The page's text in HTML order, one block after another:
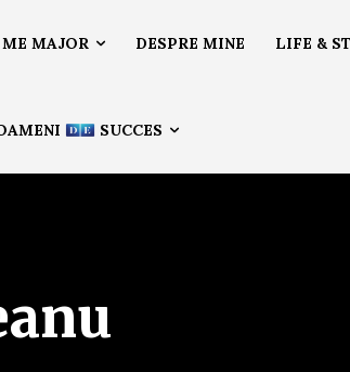
MAJOR DESPRE MINE LIFE &
SUCCES